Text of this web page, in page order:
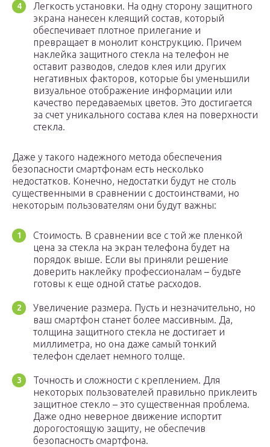
Легкость установки. На одну сторону защитного
экрана нанесен клеящий состав, который
обеспечивает плотное прилегание и
превращает в монолит конструкцию. Причем
наклейка защитного стекла на телефон не
оставит разводов, следов клея или других
негативных факторов, которые бы уменьшили
визуальное отображение информации или
качество передаваемых цветов. Это достигается
за счет уникального состава клея на поверхности
стекла.
Даже у такого надежного метода обеспечения
безопасности смартфонам есть несколько
недостатков. Конечно, недостатки будут не столь
существенными в сравнении с достоинствами, но
некоторым пользователям они будут важны:
Стоимость. В сравнении все с той же пленкой
цена за стекла на экран телефона будет на
порядок выше. Если вы приняли решение
доверить наклейку профессионалам – будьте
готовы к еще одной статье расходов.
Увеличение размера. Пусть и незначительно, но
ваш смартфон станет более массивным. Да,
толщина защитного стекла не достигает и
миллиметра, но она даже самый тонкий
телефон сделает немного толще.
Точность и сложности с креплением. Для
некоторых пользователей правильно приклеить
защитное стекло – это существенная проблема.
Даже одно неверное движение испортит
дорогостоящую защиту, не обеспечив
безопасность смартфона.